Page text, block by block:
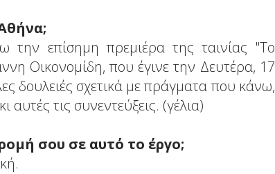
την επίσημη πρεμιέρα της ταινίας "Το
Οικονομίδη, που έγινε την Δευτέρα, 17
δουλειές σχετικά με πράγματα που κάνω,
τις συνεντεύξεις. (γέλια)
σου σε αυτό το έργο;